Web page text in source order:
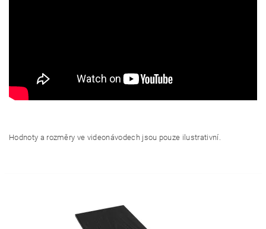
Hodnoty a rozměry ve videonávodech jsou pouze ilustrativní.